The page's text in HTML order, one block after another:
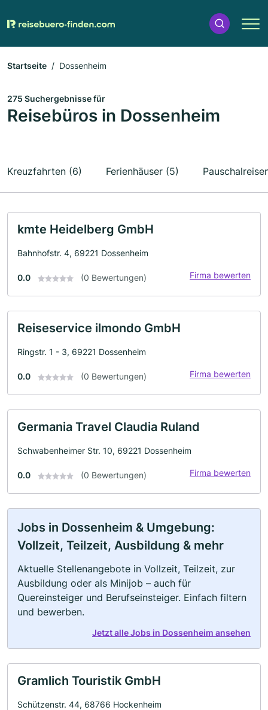
Startseite Dossenheim
275 Suchergebnisse für
Reisebüros in Dossenheim
Kreuzfahrten (6) Ferienhäuser (5)
kmte Heidelberg GmbH
Bahnhofstr. 4, 69221 Dossenheim
0.0 (0 Bewertungen) Firma bewerten
Reiseservice ilmondo GmbH
Ringstr. 1 - 3, 69221 Dossenheim
0.0 (0 Bewertungen) Firma bewerten
Germania Travel Claudia Ruland
Schwabenheimer Str. 10, 69221 Dossenheim
0.0 (0 Bewertungen) Firma bewerten
Jobs in Dossenheim & Umgebung:
Vollzeit, Teilzeit, Ausbildung & mehr
Aktuelle Stellenangebote in Vollzeit, Teilzeit, zur
Ausbildung oder als Minijob – auch für
Quereinsteiger und Berufseinsteiger. Einfach filtern
und bewerben.
Jetzt alle Jobs in Dossenheim ansehen
Gramlich Touristik GmbH
Schützenstr. 44, 68766 Hockenheim